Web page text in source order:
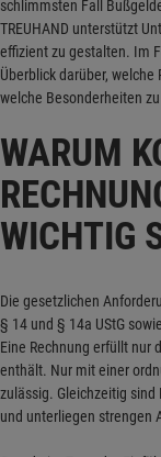
schlimmsten Fall
TREUHAND unterstützt
effizient zu gestalten. Im
Überblick darüber,
welche Besonderheiten
WARUM
WICHTIG
Die gesetzlichen
§ 14 und § 14a UStG
Eine Rechnung erfüllt nur
enthält. Nur mit einer
zulässig. Gleichzeitig
und unterliegen strengen